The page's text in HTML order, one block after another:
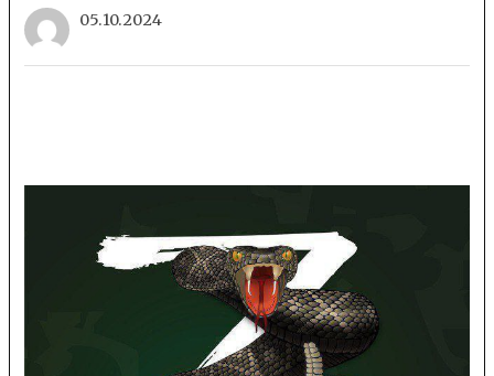
05.10.2024